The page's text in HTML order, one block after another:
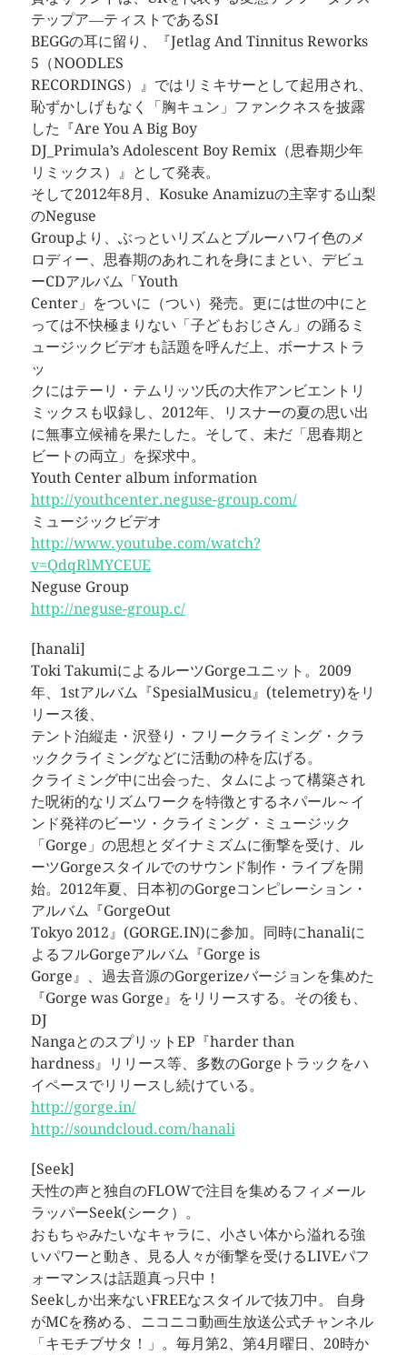
テップア―ティストであるSI
BEGGの耳に留り、『Jetlag And Tinnitus Reworks
5（NOODLES
RECORDINGS）』ではリミキサーとして起用され、
恥ずかしげもなく「胸キュン」ファンクネスを披露
した『Are You A Big Boy
DJ_Primula’s Adolescent Boy Remix（思春期少年
リミックス）』として発表。
そして2012年8月、Kosuke Anamizuの主宰する山梨
のNeguse
Groupより、ぶっといリズムとブルーハワイ色のメ
ロディー、思春期のあれこれを身にまとい、デビュ
ーCDアルバム「Youth
Center」をついに（つい）発売。更には世の中にと
っては不快極まりない「子どもおじさん」の踊るミ
ュージックビデオも話題を呼んだ上、ボーナストラ
ッ
クにはテーリ・テムリッツ氏の大作アンビエントリ
ミックスも収録し、2012年、リスナーの夏の思い出
に無事立候補を果たした。そして、未だ「思春期と
ビートの両立」を探求中。
Youth Center album information
http://youthcenter.neguse-group.com/
ミュージックビデオ
http://www.youtube.com/watch?
v=QdqRlMYCEUE
Neguse Group
http://neguse-group.c/
[hanali]
Toki TakumiによるルーツGorgeユニット。2009
年、1stアルバム『SpesialMusicu』(telemetry)をリ
リース後、
テント泊縦走・沢登り・フリークライミング・クラ
ッククライミングなどに活動の枠を広げる。
クライミング中に出会った、タムによって構築され
た呪術的なリズムワークを特徴とするネパール～イ
ンド発祥のビーツ・クライミング・ミュージック
「Gorge」の思想とダイナミズムに衝撃を受け、ル
ーツGorgeスタイルでのサウンド制作・ライブを開
始。2012年夏、日本初のGorgeコンピレーション・
アルバム『GorgeOut
Tokyo 2012』(GORGE.IN)に参加。同時にhanaliに
よるフルGorgeアルバム『Gorge is
Gorge』、過去音源のGorgerizeバージョンを集めた
『Gorge was Gorge』をリリースする。その後も、
DJ
NangaとのスプリットEP『harder than
hardness』リリース等、多数のGorgeトラックをハ
イペースでリリースし続けている。
http://gorge.in/
http://soundcloud.com/hanali
[Seek]
天性の声と独自のFLOWで注目を集めるフィメール
ラッパーSeek(シーク）。
おもちゃみたいなキャラに、小さい体から溢れる強
いパワーと動き、見る人々が衝撃を受けるLIVEパフ
ォーマンスは話題真っ只中！
Seekしか出来ないFREEなスタイルで抜刀中。 自身
がMCを務める、ニコニコ動画生放送公式チャンネル
「キモチブサタ！」。毎月第2、第4月曜日、20時か